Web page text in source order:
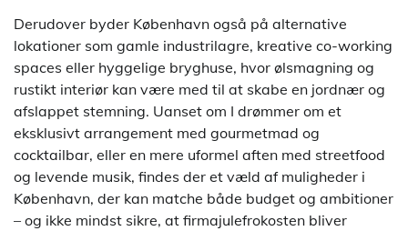
Derudover byder København også på alternative
lokationer som gamle industrilagre, kreative co-working
spaces eller hyggelige bryghuse, hvor ølsmagning og
rustikt interiør kan være med til at skabe en jordnær og
afslappet stemning. Uanset om I drømmer om et
eksklusivt arrangement med gourmetmad og
cocktailbar, eller en mere uformel aften med streetfood
og levende musik, findes der et væld af muligheder i
København, der kan matche både budget og ambitioner
– og ikke mindst sikre, at firmajulefrokosten bliver